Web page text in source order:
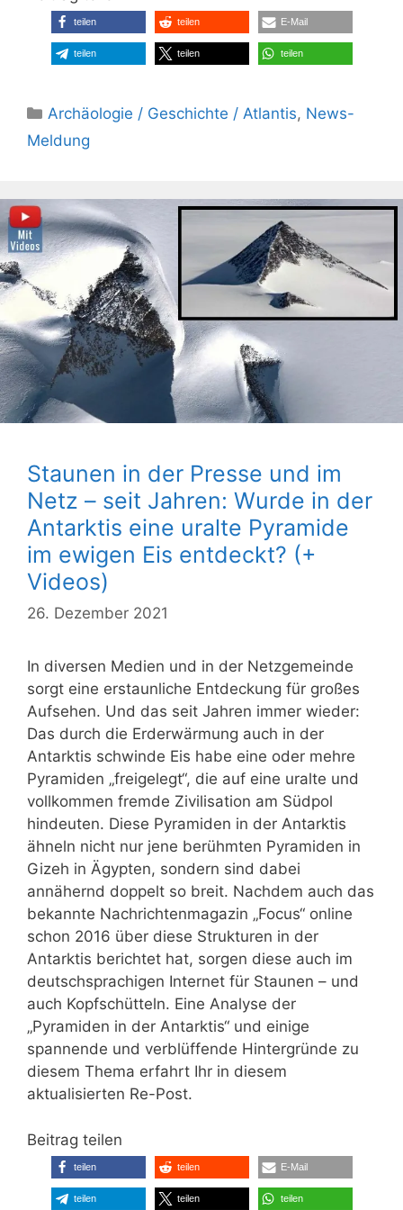
teilen teilen E-Mail
teilen teilen teilen
Kategorien
Archäologie / Geschichte / Atlantis, News-
Meldung
Staunen in der Presse und im
Netz – seit Jahren: Wurde in der
Antarktis eine uralte Pyramide
im ewigen Eis entdeckt? (+
Videos)
26. Dezember 2021
In diversen Medien und in der Netzgemeinde
sorgt eine erstaunliche Entdeckung für großes
Aufsehen. Und das seit Jahren immer wieder:
Das durch die Erderwärmung auch in der
Antarktis schwinde Eis habe eine oder mehre
Pyramiden „freigelegt“, die auf eine uralte und
vollkommen fremde Zivilisation am Südpol
hindeuten. Diese Pyramiden in der Antarktis
ähneln nicht nur jene berühmten Pyramiden in
Gizeh in Ägypten, sondern sind dabei
annähernd doppelt so breit. Nachdem auch das
bekannte Nachrichtenmagazin „Focus“ online
schon 2016 über diese Strukturen in der
Antarktis berichtet hat, sorgen diese auch im
deutschsprachigen Internet für Staunen – und
auch Kopfschütteln. Eine Analyse der
„Pyramiden in der Antarktis“ und einige
spannende und verblüffende Hintergründe zu
diesem Thema erfahrt Ihr in diesem
aktualisierten Re-Post.
Beitrag teilen
teilen teilen E-Mail
teilen teilen teilen